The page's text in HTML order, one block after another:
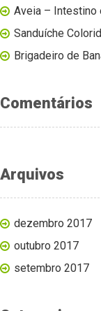
Aveia – Intestino
Sanduíche
Brigadeiro de
Comentários
Arquivos
dezembro 2017
outubro 2017
setembro 2017